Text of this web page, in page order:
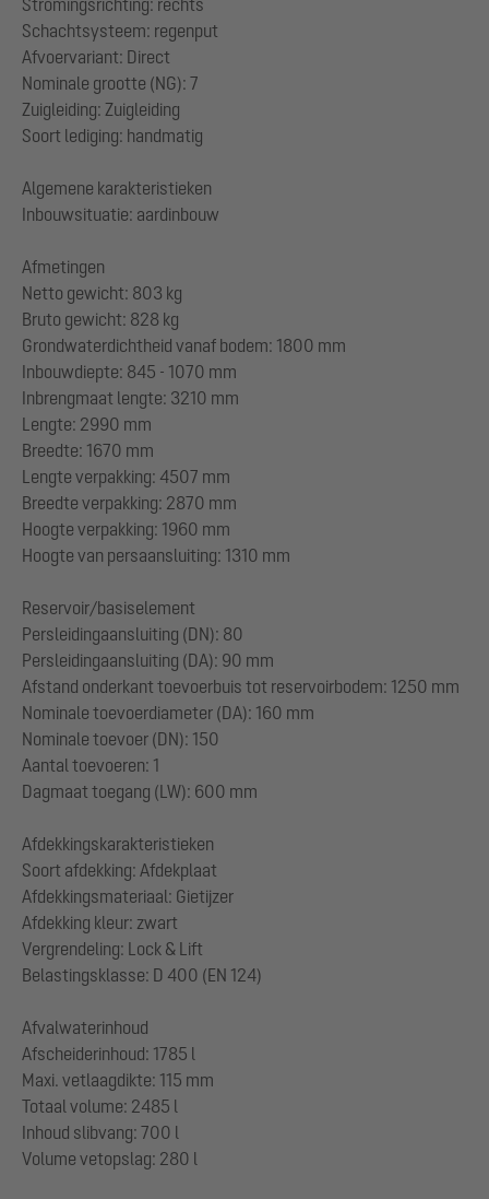
Stromingsrichting: rechts
Schachtsysteem: regenput
Afvoervariant: Direct
Nominale grootte (NG): 7
Zuigleiding: Zuigleiding
Soort lediging: handmatig
Algemene karakteristieken
Inbouwsituatie: aardinbouw
Afmetingen
Netto gewicht: 803 kg
Bruto gewicht: 828 kg
Grondwaterdichtheid vanaf bodem: 1800 mm
Inbouwdiepte: 845 - 1070 mm
Inbrengmaat lengte: 3210 mm
Lengte: 2990 mm
Breedte: 1670 mm
Lengte verpakking: 4507 mm
Breedte verpakking: 2870 mm
Hoogte verpakking: 1960 mm
Hoogte van persaansluiting: 1310 mm
Reservoir/basiselement
Persleidingaansluiting (DN): 80
Persleidingaansluiting (DA): 90 mm
Afstand onderkant toevoerbuis tot reservoirbodem: 1250 mm
Nominale toevoerdiameter (DA): 160 mm
Nominale toevoer (DN): 150
Aantal toevoeren: 1
Dagmaat toegang (LW): 600 mm
Afdekkingskarakteristieken
Soort afdekking: Afdekplaat
Afdekkingsmateriaal: Gietijzer
Afdekking kleur: zwart
Vergrendeling: Lock & Lift
Belastingsklasse: D 400 (EN 124)
Afvalwaterinhoud
Afscheiderinhoud: 1785 l
Maxi. vetlaagdikte: 115 mm
Totaal volume: 2485 l
Inhoud slibvang: 700 l
Volume vetopslag: 280 l